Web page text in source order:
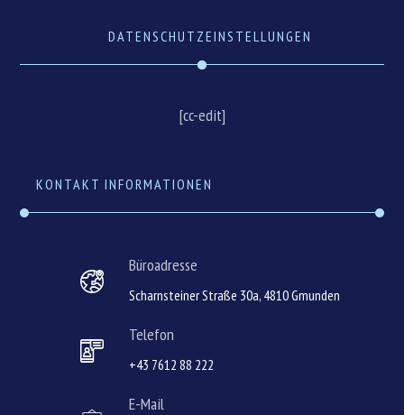
DATENSCHUTZEINSTELLUNGEN
[cc-edit]
KONTAKT INFORMATIONEN
Büroadresse
Scharnsteiner Straße 30a, 4810 Gmunden
Telefon
+43 7612 88 222
E-Mail